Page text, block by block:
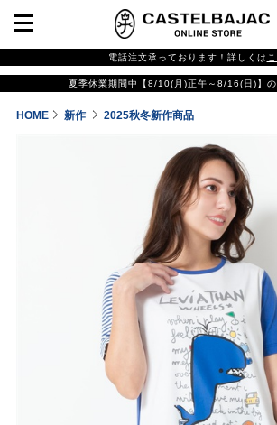
電話注文承っております！詳しくは
夏季休業期間中【8/10(月)正午～8/16(日)】の
HOME 新作 2025秋冬新作商品